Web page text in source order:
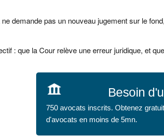
demande pas un nouveau jugement sur le
: que la Cour relève une erreur juridique, et
Besoin
750 avocats inscrits. Obtenez
d'avocats en moins de 5mn.